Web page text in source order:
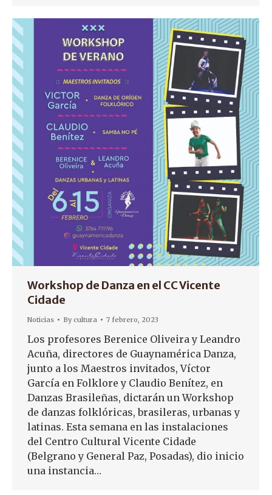
Workshop de Danza en el CC Vicente
Cidade
Noticias Bycultura 7 febrero, 2023
Los profesores Berenice Oliveira y Leandro
Acuña, directores de Guaynamérica Danza,
junto a los Maestros invitados, Víctor
García en Folklore y Claudio Benítez, en
Danzas Brasileñas, dictarán un Workshop
de danzas folklóricas, brasileras, urbanas y
latinas. Esta semana en las instalaciones
del Centro Cultural Vicente Cidade
(Belgrano y General Paz, Posadas), dio inicio
una instancia…